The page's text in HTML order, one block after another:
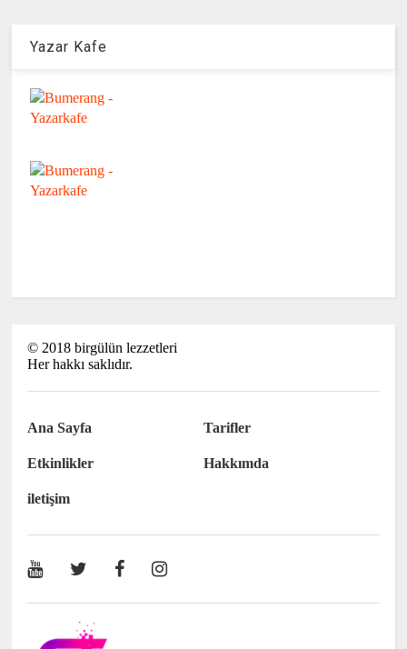
Yazar Kafe
© 2018 birgülün lezzetleri
Her hakkı saklıdır.
Ana Sayfa Tarifler
Etkinlikler Hakkımda
iletişim